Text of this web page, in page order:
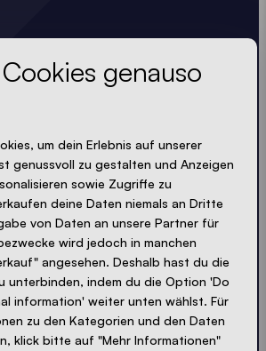
entgehen
Kein Spam! Wir halten uns kurz.
Absenden
- LOADING - LOADING -
genauso
um dein Erlebnis auf unserer
genussvoll zu gestalten und Anzeigen
sowie Zugriffe zu
deine Daten niemals an Dritte
von Daten an unsere Partner für
wird jedoch in manchen
angesehen. Deshalb hast du die
unterbinden, indem du die Option 'Do
information' weiter unten wählst. Für
zu den Kategorien und den Daten
klick bitte auf "Mehr Informationen"